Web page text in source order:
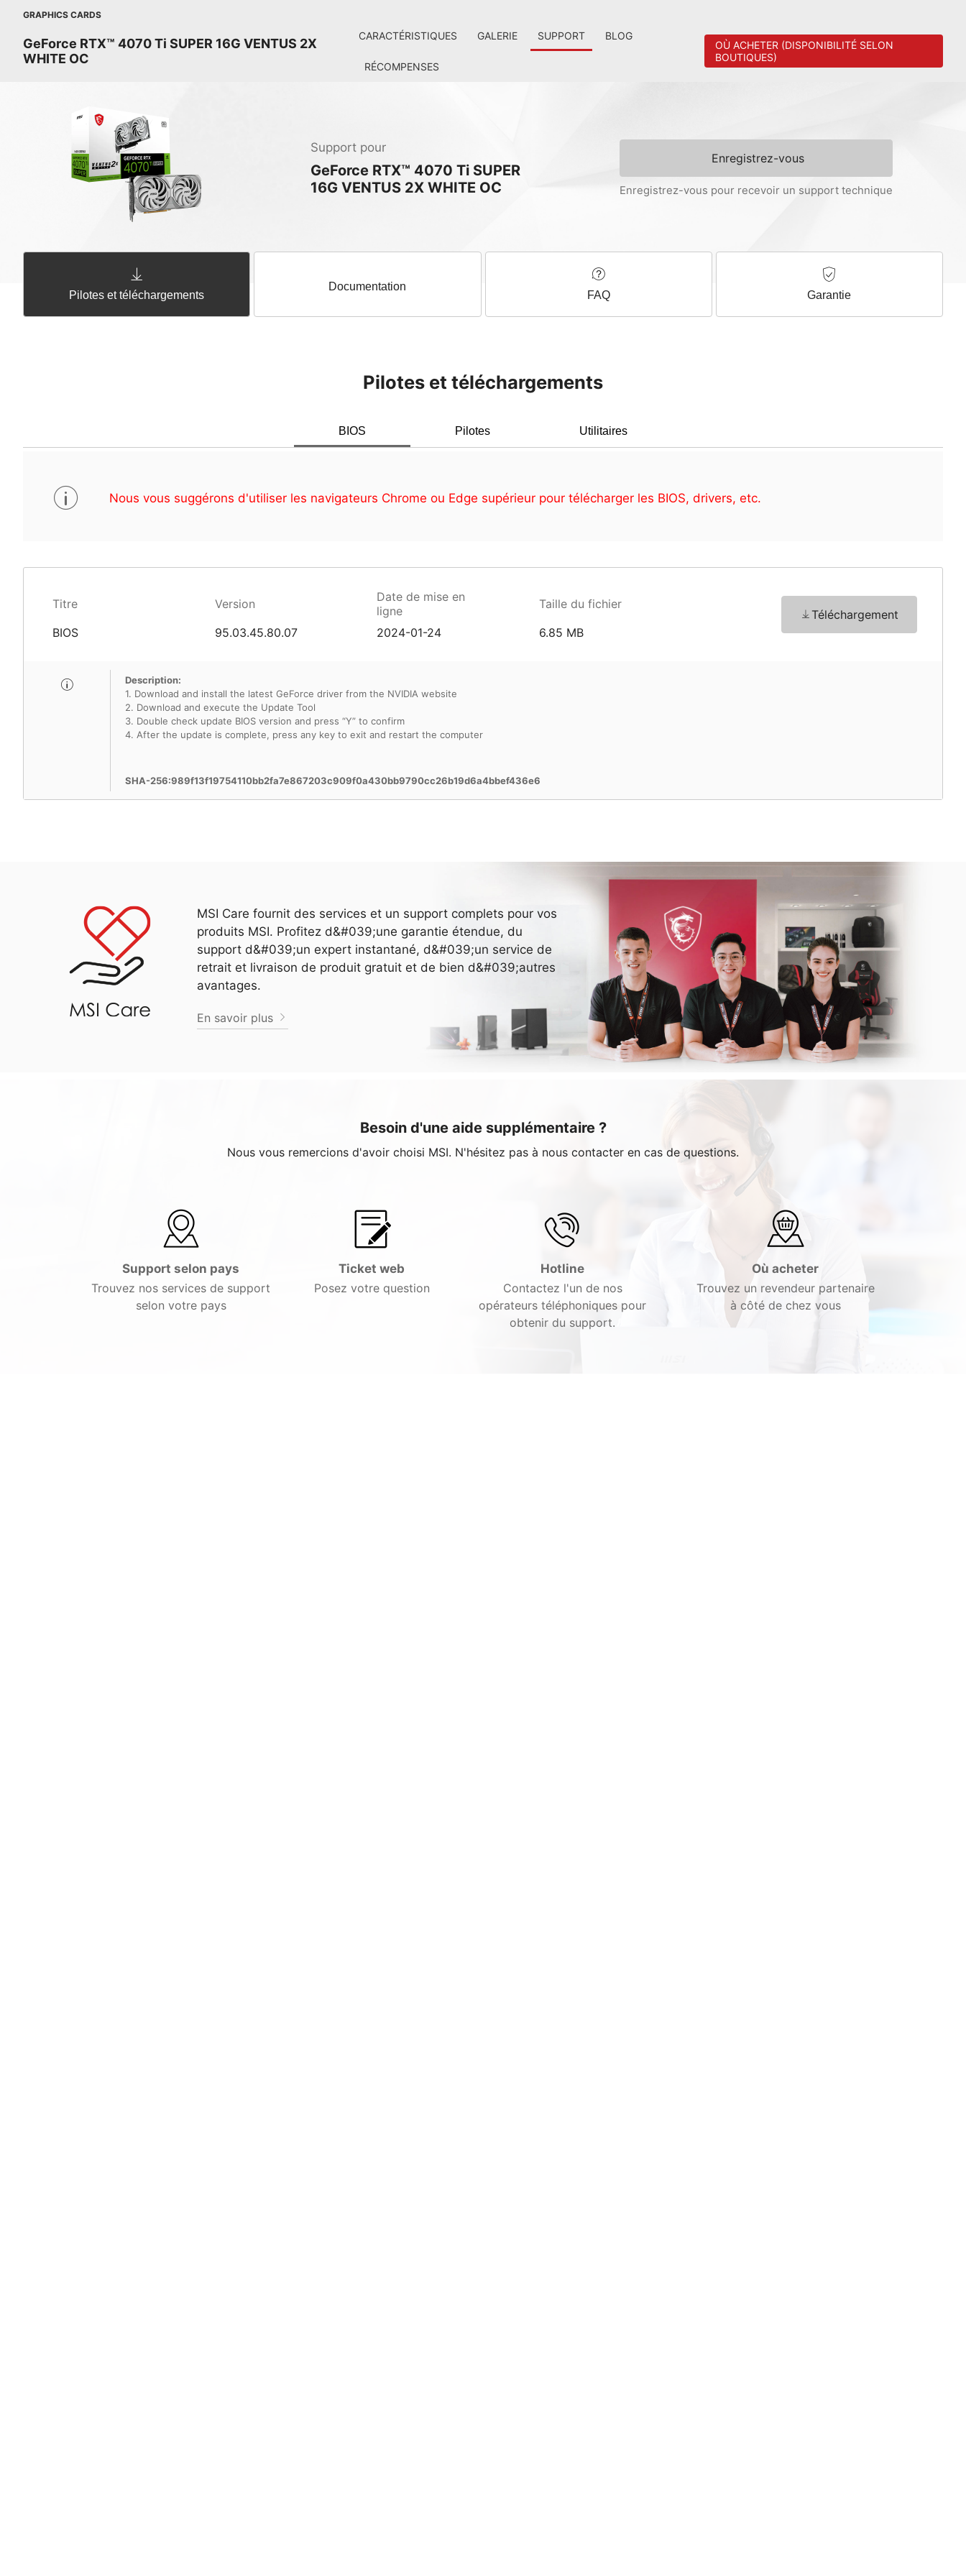
GRAPHICS CARDS
GeForce RTX™ 4070 Ti SUPER 16G VENTUS 2X
WHITE OC
CARACTÉRISTIQUES GALERIE SUPPORT BLOG
RÉCOMPENSES
OÙ ACHETER (DISPONIBILITÉ SELON
BOUTIQUES)
Support pour
GeForce RTX™ 4070 Ti SUPER
16G VENTUS 2X WHITE OC
Enregistrez-vous
Enregistrez-vous pour recevoir un support technique
Pilotes et téléchargements
Documentation
FAQ Garantie
Pilotes et téléchargements
BIOS Pilotes Utilitaires
Nous vous suggérons d'utiliser les navigateurs Chrome ou Edge supérieur pour télécharger les BIOS, drivers, etc.
Titre Version
Date de mise en
ligne
Taille du fichier
Téléchargement
BIOS
95.03.45.80.07 2024-01-24 6.85 MB
Description:
1. Download and install the latest GeForce driver from the NVIDIA website
2. Download and execute the Update Tool
3. Double check update BIOS version and press “Y” to confirm
4. After the update is complete, press any key to exit and restart the computer
SHA-256:989f13f19754110bb2fa7e867203c909f0a430bb9790cc26b19d6a4bbef436e6
MSI Care fournit des services et un support complets pour vos
produits MSI. Profitez d&#039;une garantie étendue, du
support d&#039;un expert instantané, d&#039;un service de
retrait et livraison de produit gratuit et de bien d&#039;autres
avantages.
En savoir plus
Besoin d'une aide supplémentaire ?
Nous vous remercions d'avoir choisi MSI. N'hésitez pas à nous contacter en cas de questions.
Support selon pays
Trouvez nos services de support
selon votre pays
Ticket web
Posez votre question
Hotline
Contactez l'un de nos
opérateurs téléphoniques pour
obtenir du support.
Où acheter
Trouvez un revendeur partenaire
à côté de chez vous